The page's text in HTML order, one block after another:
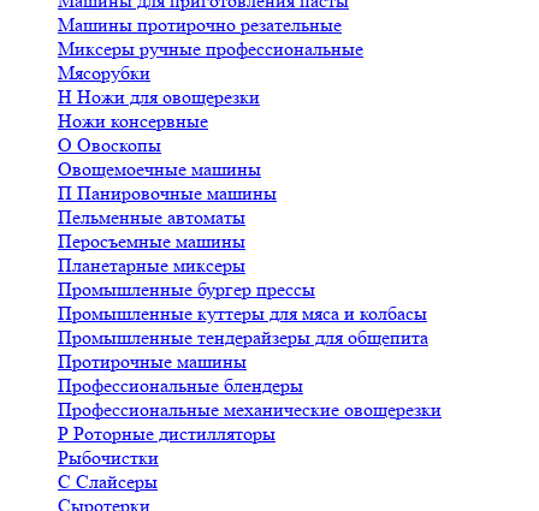
Машины протирочно резательные
Миксеры ручные профессиональные
Мясорубки
Н Ножи для овощерезки
Ножи консервные
О Овоскопы
Овощемоечные машины
П Панировочные машины
Пельменные автоматы
Перосъемные машины
Планетарные миксеры
Промышленные бургер прессы
Промышленные куттеры для мяса и колбасы
Промышленные тендерайзеры для общепита
Протирочные машины
Профессиональные блендеры
Профессиональные механические овощерезки
Р Роторные дистилляторы
Рыбочистки
С Слайсеры
Сыротерки